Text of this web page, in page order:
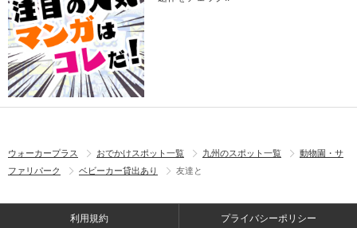
ウォーカープラス おでかけスポット一覧 九州のスポット一覧
動物園・サ
ファリパーク
ベビーカー貸出あり 友達と
利用規約 プライバシーポリシー